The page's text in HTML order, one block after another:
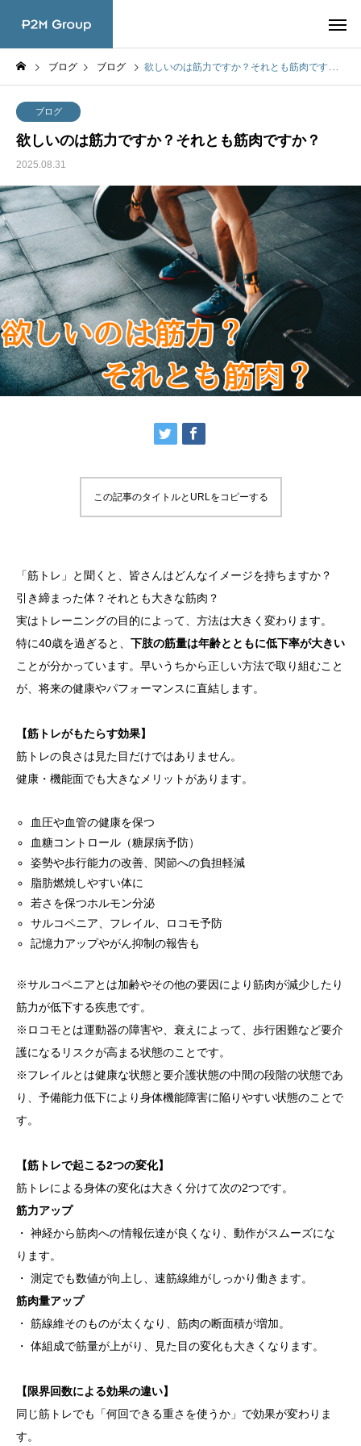
ブログ ブログ 欲しいのは筋力ですか？それとも筋肉ですか？
ブログ
欲しいのは筋力ですか？それとも筋肉ですか？
2025.08.31
この記事のタイトルとURLをコピーする
「筋トレ」と聞くと、皆さんはどんなイメージを持ちますか？
引き締まった体？それとも大きな筋肉？
実はトレーニングの目的によって、方法は大きく変わります。
特に40歳を過ぎると、 下肢の筋量は年齢とともに低下率が大きい
ことが分かっています。早いうちから正しい方法で取り組むこと
が、将来の健康やパフォーマンスに直結します。
【筋トレがもたらす効果】
筋トレの良さは見た目だけではありません。
健康・機能面でも大きなメリットがあります。
血圧や血管の健康を保つ
血糖コントロール（糖尿病予防）
姿勢や歩行能力の改善、関節への負担軽減
脂肪燃焼しやすい体に
若さを保つホルモン分泌
サルコペニア、フレイル、ロコモ予防
記憶力アップやがん抑制の報告も
※サルコペニアとは加齢やその他の要因により筋肉が減少したり
筋力が低下する疾患です。
※ロコモとは運動器の障害や、衰えによって、歩行困難など要介
護になるリスクが高まる状態のことです。
※フレイルとは健康な状態と要介護状態の中間の段階の状態であ
り、予備能力低下により身体機能障害に陥りやすい状態のことで
す。
【筋トレで起こる2つの変化】
筋トレによる身体の変化は大きく分けて次の2つです。
筋力アップ
・ 神経から筋肉への情報伝達が良くなり、動作がスムーズにな
ります。
・ 測定でも数値が向上し、速筋線維がしっかり働きます。
筋肉量アップ
・ 筋線維そのものが太くなり、筋肉の断面積が増加。
・ 体組成で筋量が上がり、見た目の変化も大きくなります。
【限界回数による効果の違い】
同じ筋トレでも「何回できる重さを使うか」で効果が変わりま
す。